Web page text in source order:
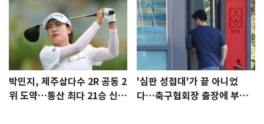
박민지, 제주삼다수 2R 공동 2
위 도약…통산 최다 21승 신기
'심판 성접대'가 끝 아니었
다…축구협회장 출장에 부인